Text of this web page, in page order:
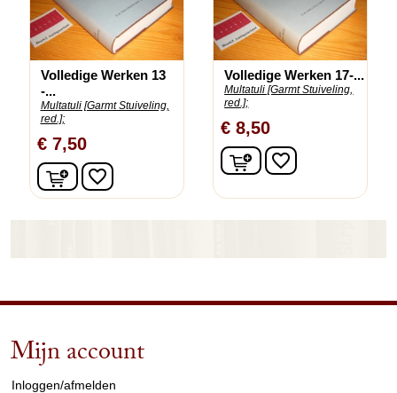
Volledige Werken 13
-...
Multatuli [Garmt Stuiveling,
red.];
€ 7,50
In winkelwagen
favorite_border
Volledige Werken 17-...
Multatuli [Garmt Stuiveling,
red.];
€ 8,50
In winkelwagen
favorite_border
Mijn account
Inloggen/afmelden